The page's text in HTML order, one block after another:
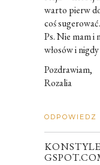
warto pierw
coś sugerować.
Ps. Nie mam i
włosów i
Pozdrawiam,
Rozalia
ODPOWIEDZ